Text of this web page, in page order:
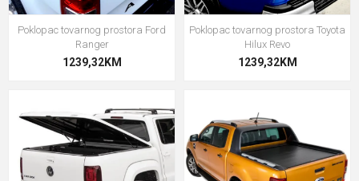
Poklopac tovarnog prostora Ford
Ranger
1239,32KM
Poklopac tovarnog prostora Toyota
Hilux Revo
1239,32KM